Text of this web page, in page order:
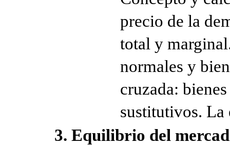
precio de la
total y
normales y
cruzada:
sustitutivos. La
3. Equilibrio del